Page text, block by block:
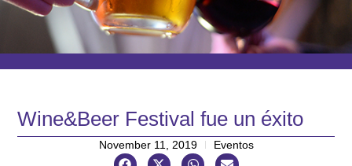
Wine&Beer Festival fue un éxito
November 11, 2019 Eventos